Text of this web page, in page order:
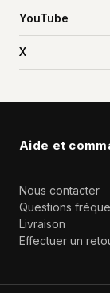
YouTube
X
Aide et
Nous contacter
Questions
Livraison
Effectuer un